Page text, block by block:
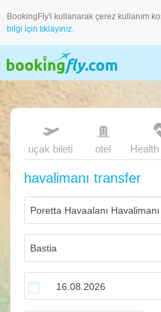
BookingFly'i kullanarak çerez kullanım
bilgi için tıklayınız.
uçak bileti otel
havalimanı transfer